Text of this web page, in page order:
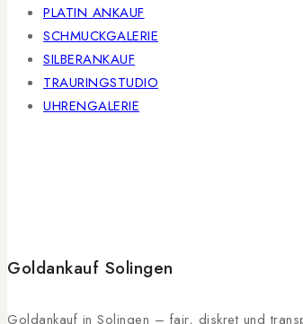
PLATIN ANKAUF
SCHMUCKGALERIE
SILBERANKAUF
TRAURINGSTUDIO
UHRENGALERIE
Goldankauf Solingen
Goldankauf in Solingen – fair, diskret und